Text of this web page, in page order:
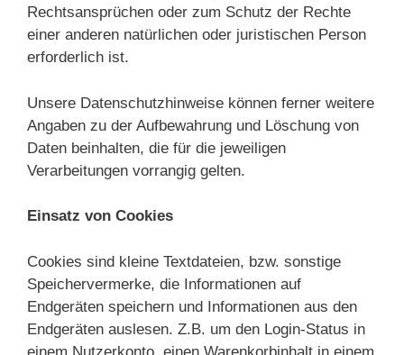
Rechtsansprüchen oder zum Schutz der Rechte
einer anderen natürlichen oder juristischen Person
erforderlich ist.
Unsere Datenschutzhinweise können ferner weitere
Angaben zu der Aufbewahrung und Löschung von
Daten beinhalten, die für die jeweiligen
Verarbeitungen vorrangig gelten.
Einsatz von Cookies
Cookies sind kleine Textdateien, bzw. sonstige
Speichervermerke, die Informationen auf
Endgeräten speichern und Informationen aus den
Endgeräten auslesen. Z.B. um den Login-Status in
einem Nutzerkonto, einen Warenkorbinhalt in einem